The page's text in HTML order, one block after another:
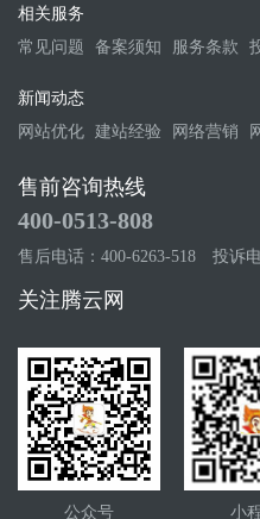
相关服务
常见问题
备案须知 服务条款
新闻动态
网站优化 建站经验 网络营销
售前咨询热线
400-0513-808
售后电话：400-6263-518 投诉
关注腾云网
公众号 小